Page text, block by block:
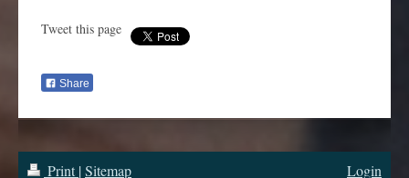
Tweet this page
Share
Print|Sitemap Login